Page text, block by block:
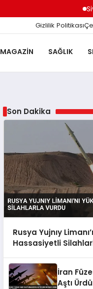
Gizlilik Politikası
MAGAZIN SAĞLIK
Son Dakika
Rusya Yujnıy
Hassasiyetli
İran
Aştı